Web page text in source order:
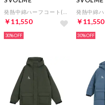
￥11,550
30%
￥11,550
30%